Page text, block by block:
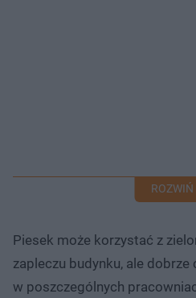
ROZWIŃ
Piesek może korzystać z
zapleczu budynku, ale
w poszczególnych